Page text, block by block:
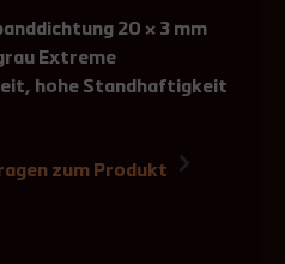
20 × 3 mm
Extreme
hohe Standhaftigkeit
zum Produkt